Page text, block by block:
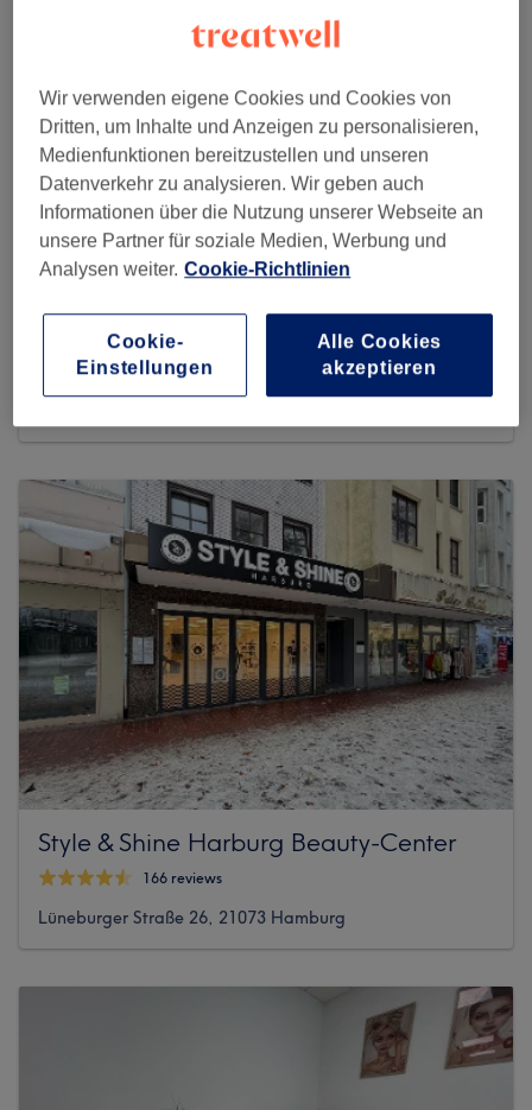
Vu Nails
167 reviews
Style & Shine Harburg Beauty-Center
166 reviews
Lüneburger Straße 26, 21073 Hamburg
Wir verwenden eigene Cookies und Cookies von
Dritten, um Inhalte und Anzeigen zu personalisieren,
Medienfunktionen bereitzustellen und unseren
Datenverkehr zu analysieren. Wir geben auch
Informationen über die Nutzung unserer Webseite an
unsere Partner für soziale Medien, Werbung und
Analysen weiter. Cookie-Richtlinien
Cookie-
Einstellungen
Alle Cookies
akzeptieren